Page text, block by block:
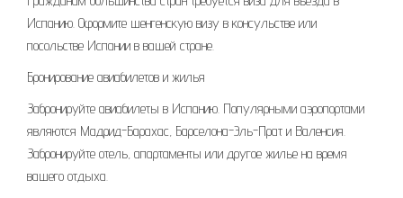
Испанию. Оформите шенгенскую визу в консульстве или
посольстве Испании в вашей стране.
Бронирование авиабилетов и жилья
Забронируйте авиабилеты в Испанию. Популярными аэропортами
являются Мадрид-Барахас, Барселона-Эль-Прат и Валенсия.
Забронируйте отель, апартаменты или другое жилье на время
вашего отдыха.